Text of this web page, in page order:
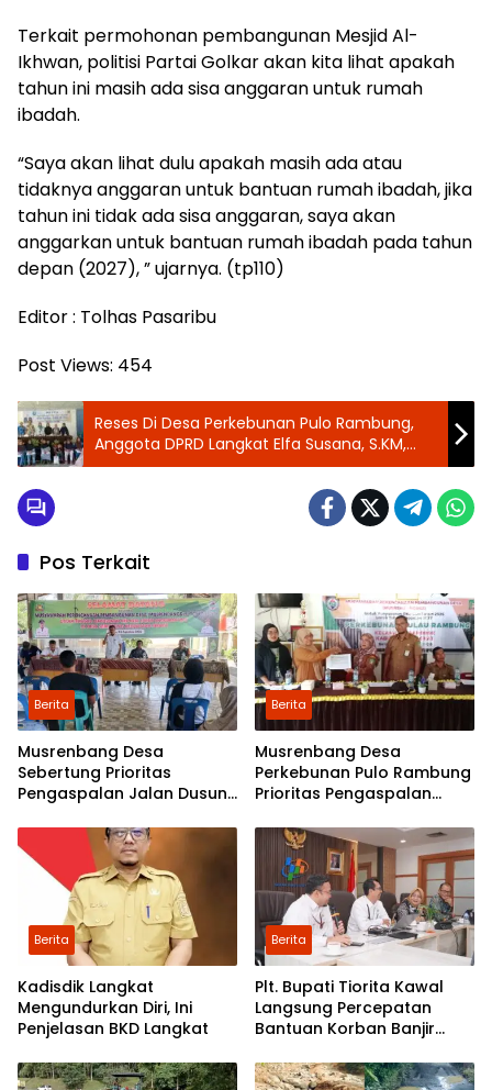
Terkait permohonan pembangunan Mesjid Al-
Ikhwan, politisi Partai Golkar akan kita lihat apakah
tahun ini masih ada sisa anggaran untuk rumah
ibadah.
“Saya akan lihat dulu apakah masih ada atau
tidaknya anggaran untuk bantuan rumah ibadah, jika
tahun ini tidak ada sisa anggaran, saya akan
anggarkan untuk bantuan rumah ibadah pada tahun
depan (2027), ” ujarnya. (tp110)
Editor : Tolhas Pasaribu
Post Views: 454
Reses Di Desa Perkebunan Pulo Rambung,
Anggota DPRD Langkat Elfa Susana, S.KM,
M.Kes, Serap Keluhan Jalan Seribu Lobang
Pos Terkait
Berita
Musrenbang Desa
Sebertung Prioritas
Pengaspalan Jalan Dusun
Berita
Musrenbang Desa
Perkebunan Pulo Rambung
Prioritas Pengaspalan
Dusun Pondok Boyan
Berita
Kadisdik Langkat
Mengundurkan Diri, Ini
Penjelasan BKD Langkat
Berita
Plt. Bupati Tiorita Kawal
Langsung Percepatan
Bantuan Korban Banjir